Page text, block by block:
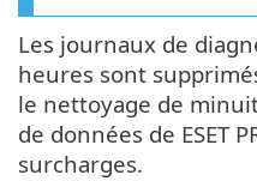
Les journaux de
heures sont
le nettoyage de
de données de ESET
surcharges.